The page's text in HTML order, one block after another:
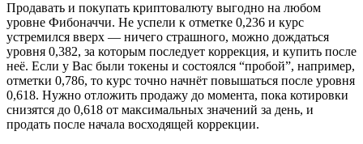
Продавать и покупать криптовалюту выгодно на любом
уровне Фибоначчи. Не успели к отметке 0,236 и курс
устремился вверх — ничего страшного, можно дождаться
уровня 0,382, за которым последует коррекция, и купить после
неё. Если у Вас были токены и состоялся “пробой”, например,
отметки 0,786, то курс точно начнёт повышаться после уровня
0,618. Нужно отложить продажу до момента, пока котировки
снизятся до 0,618 от максимальных значений за день, и
продать после начала восходящей коррекции.